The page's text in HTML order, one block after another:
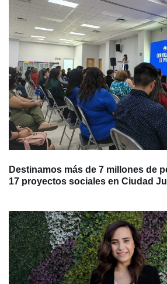
Destinamos más de 7 millones de
17 proyectos sociales en Ciudad